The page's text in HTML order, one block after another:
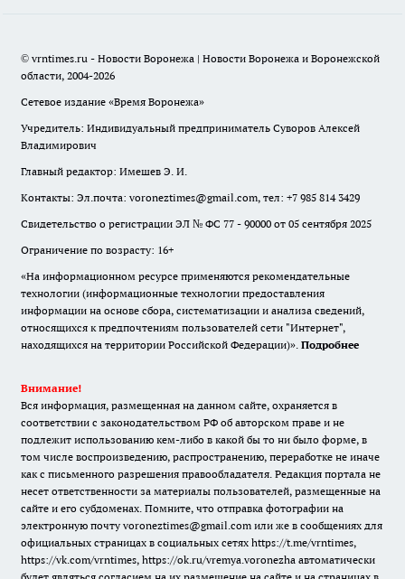
© vrntimes.ru - Новости Воронежа | Новости Воронежа и Воронежской
области, 2004-2026
Сетевое издание «Время Воронежа»
Учредитель: Индивидуальный предприниматель Суворов Алексей
Владимирович
Главный редактор: Имешев Э. И.
Контакты: Эл.почта: voroneztimes@gmail.com, тел: +7 985 814 3429
Свидетельство о регистрации ЭЛ № ФС 77 - 90000 от 05 сентября 2025
Ограничение по возрасту: 16+
«На информационном ресурсе применяются рекомендательные
технологии (информационные технологии предоставления
информации на основе сбора, систематизации и анализа сведений,
относящихся к предпочтениям пользователей сети "Интернет",
находящихся на территории Российской Федерации)». Подробнее
Внимание!
Вся информация, размещенная на данном сайте, охраняется в
соответствии с законодательством РФ об авторском праве и не
подлежит использованию кем-либо в какой бы то ни было форме, в
том числе воспроизведению, распространению, переработке не иначе
как с письменного разрешения правообладателя. Редакция портала не
несет ответственности за материалы пользователей, размещенные на
сайте и его субдоменах. Помните, что отправка фотографии на
электронную почту voroneztimes@gmail.com или же в сообщениях для
официальных страницах в социальных сетях https://t.me/vrntimes,
https://vk.com/vrntimes, https://ok.ru/vremya.voronezha автоматически